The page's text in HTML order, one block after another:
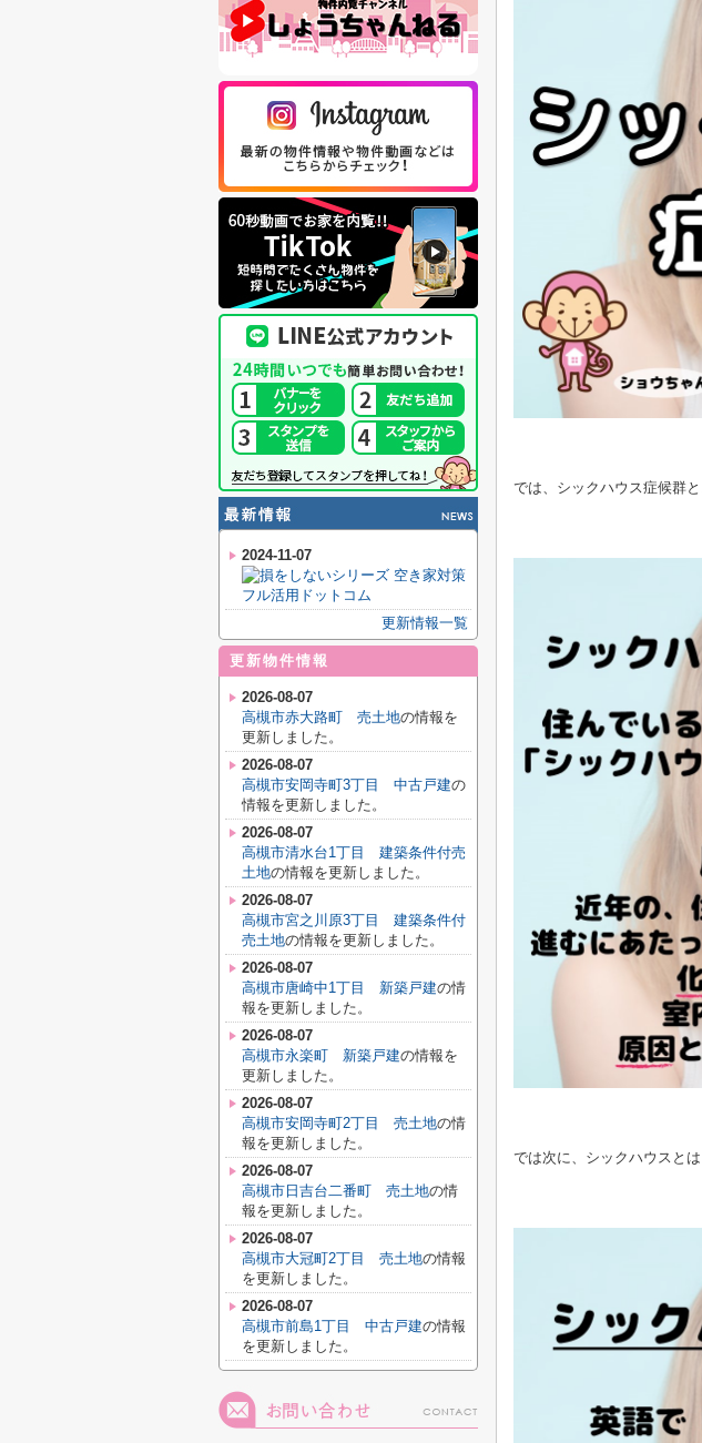
では、シックハウス症候群
では次に、シックハウスとは
2024-11-07
更新情報一覧
更新物件情報
2026-08-07
高槻市赤大路町 売土地の情報を
更新しました。
2026-08-07
高槻市安岡寺町3丁目 中古戸建の
情報を更新しました。
2026-08-07
高槻市清水台1丁目 建築条件付売
土地の情報を更新しました。
2026-08-07
高槻市宮之川原3丁目 建築条件付
売土地の情報を更新しました。
2026-08-07
高槻市唐崎中1丁目 新築戸建の情
報を更新しました。
2026-08-07
高槻市永楽町 新築戸建の情報を
更新しました。
2026-08-07
高槻市安岡寺町2丁目 売土地の情
報を更新しました。
2026-08-07
高槻市日吉台二番町 売土地の情
報を更新しました。
2026-08-07
高槻市大冠町2丁目 売土地の情報
を更新しました。
2026-08-07
高槻市前島1丁目 中古戸建の情報
を更新しました。